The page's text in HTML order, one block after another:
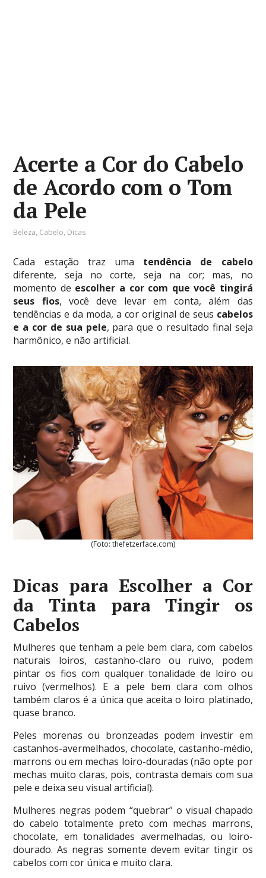
Acerte a Cor do Cabelo
de Acordo com o Tom
da Pele
Beleza, Cabelo, Dicas
Cada estação traz uma tendência de cabelo
diferente, seja no corte, seja na cor; mas, no
momento de escolher a cor com que você tingirá
seus fios, você deve levar em conta, além das
tendências e da moda, a cor original de seus cabelos
e a cor de sua pele, para que o resultado final seja
harmônico, e não artificial.
(Foto: thefetzerface.com)
Dicas para Escolher a Cor
da Tinta para Tingir os
Cabelos
Mulheres que tenham a pele bem clara, com cabelos
naturais loiros, castanho-claro ou ruivo, podem
pintar os fios com qualquer tonalidade de loiro ou
ruivo (vermelhos). E a pele bem clara com olhos
também claros é a única que aceita o loiro platinado,
quase branco.
Peles morenas ou bronzeadas podem investir em
castanhos-avermelhados, chocolate, castanho-médio,
marrons ou em mechas loiro-douradas (não opte por
mechas muito claras, pois, contrasta demais com sua
pele e deixa seu visual artificial).
Mulheres negras podem “quebrar” o visual chapado
do cabelo totalmente preto com mechas marrons,
chocolate, em tonalidades avermelhadas, ou loiro-
dourado. As negras somente devem evitar tingir os
cabelos com cor única e muito clara.